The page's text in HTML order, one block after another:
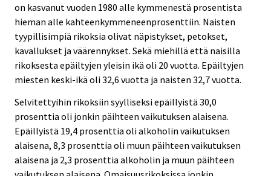
on kasvanut vuoden 1980 alle kymmenestä prosentista
hieman alle kahteenkymmeneenprosenttiin. Naisten
tyypillisimpiä rikoksia olivat näpistykset, petokset,
kavallukset ja väärennykset. Sekä miehillä että naisilla
rikoksesta epäiltyjen yleisin ikä oli 20 vuotta. Epäiltyjen
miesten keski-ikä oli 32,6 vuotta ja naisten 32,7 vuotta.
Selvitettyihin rikoksiin syylliseksi epäillyistä 30,0
prosenttia oli jonkin päihteen vaikutuksen alaisena.
Epäillyistä 19,4 prosenttia oli alkoholin vaikutuksen
alaisena, 8,3 prosenttia oli muun päihteen vaikutuksen
alaisena ja 2,3 prosenttia alkoholin ja muun päihteen